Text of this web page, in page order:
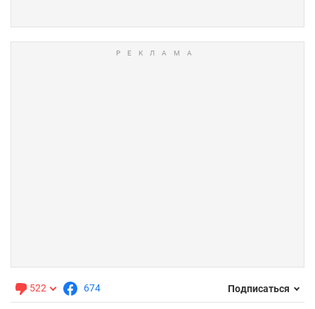
522 674 Подписаться